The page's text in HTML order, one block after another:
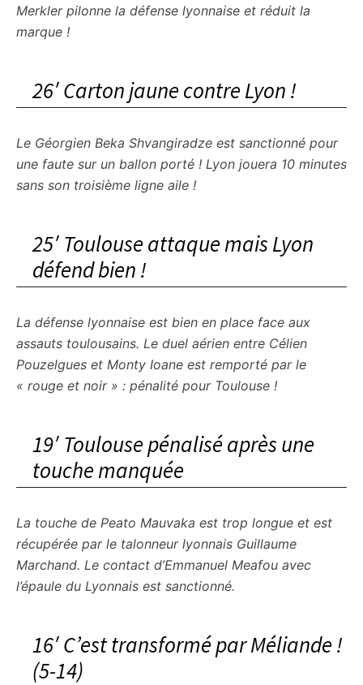
Merkler pilonne la défense lyonnaise et réduit la
marque !
26′ Carton jaune contre Lyon !
Le Géorgien Beka Shvangiradze est sanctionné pour
une faute sur un ballon porté ! Lyon jouera 10 minutes
sans son troisième ligne aile !
25′ Toulouse attaque mais Lyon
défend bien !
La défense lyonnaise est bien en place face aux
assauts toulousains. Le duel aérien entre Célien
Pouzelgues et Monty Ioane est remporté par le
« rouge et noir » : pénalité pour Toulouse !
19′ Toulouse pénalisé après une
touche manquée
La touche de Peato Mauvaka est trop longue et est
récupérée par le talonneur lyonnais Guillaume
Marchand. Le contact d’Emmanuel Meafou avec
l’épaule du Lyonnais est sanctionné.
16′ C’est transformé par Méliande !
(5-14)